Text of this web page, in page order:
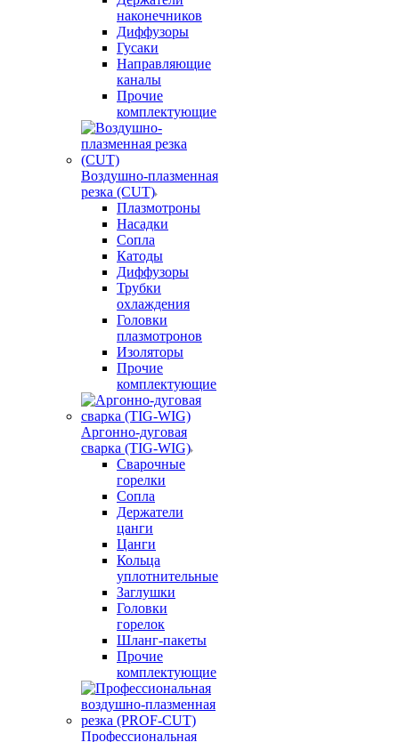
наконечников
Диффузоры
Гусаки
Направляющие
каналы
Прочие
комплектующие
Воздушно-плазменная
резка (CUT)
Плазмотроны
Насадки
Сопла
Катоды
Диффузоры
Трубки
охлаждения
Головки
плазмотронов
Изоляторы
Прочие
комплектующие
Аргонно-дуговая
сварка (TIG-WIG)
Сварочные
горелки
Сопла
Держатели
цанги
Цанги
Кольца
уплотнительные
Заглушки
Головки
горелок
Шланг-пакеты
Прочие
комплектующие
Профессиональная